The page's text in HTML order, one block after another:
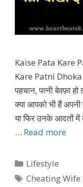
Kaise Pata Kare
Kare Patni Dhoka
पहचान, पत्नी बेवफ़ा
क्या आपको भी हैं अपनी
या फिर उनके आदतों
… Read more
Categories
Lifestyle
Tags
Cheating Wife